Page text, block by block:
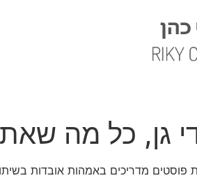
גן, כל מה
פוסטים מדריכים באמהות אובדות